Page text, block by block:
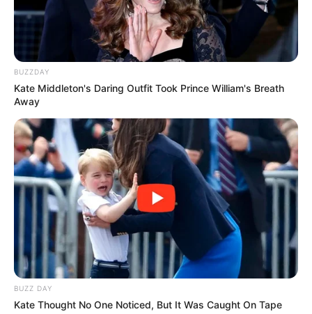
Fail! 10 Potret Makanan Gagal
Dimasak yang Bikin Kamu
Nggak Selera
10 Pose Manekin Anti
Mainstream yang Konyol
Banget
BUZZDAY
Kate Middleton's Daring Outfit Took Prince William's Breath
Away
BUZZ DAY
Kate Thought No One Noticed, But It Was Caught On Tape